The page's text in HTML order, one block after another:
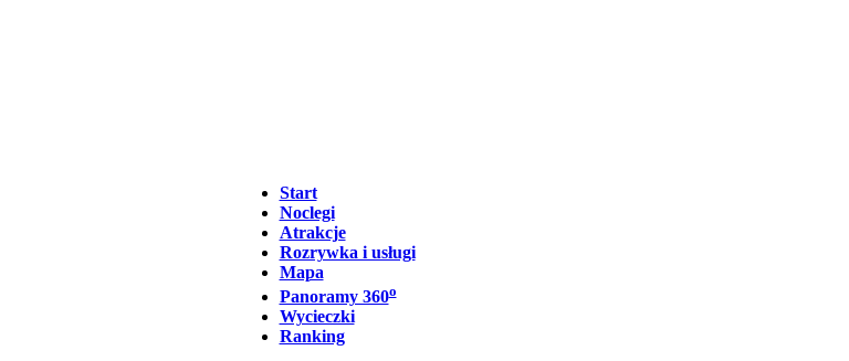
Start
Noclegi
Atrakcje
Rozrywka i usługi
Mapa
Panoramy 360o
Wycieczki
Ranking